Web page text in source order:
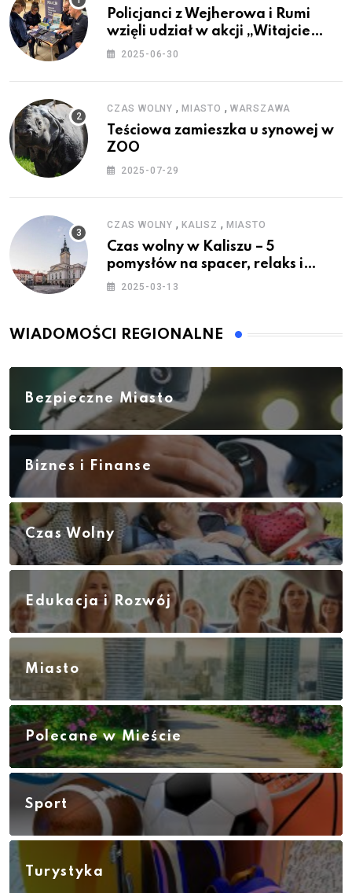
Policjanci z Wejherowa i Rumi
wzięli udział w akcji „Witajcie
Wakacje”
2025-06-30
CZAS WOLNY , MIASTO , WARSZAWA
Teściowa zamieszka u synowej w
ZOO
2025-07-29
CZAS WOLNY , KALISZ , MIASTO
Czas wolny w Kaliszu – 5
pomysłów na spacer, relaks i
rodzinne atrakcje
2025-03-13
WIADOMOŚCI REGIONALNE
Bezpieczne Miasto
Biznes i Finanse
Czas Wolny
Edukacja i Rozwój
Miasto
Polecane w Mieście
Sport
Turystyka